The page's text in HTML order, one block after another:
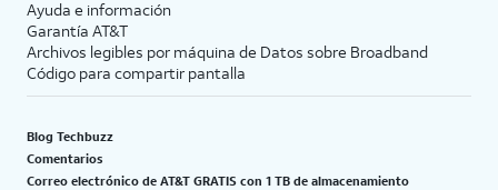
Ayuda e información
Garantía AT&T
Archivos legibles por máquina de Datos sobre Broadband
Código para compartir pantalla
Blog Techbuzz
Comentarios
Correo electrónico de AT&T GRATIS con 1 TB de almacenamiento